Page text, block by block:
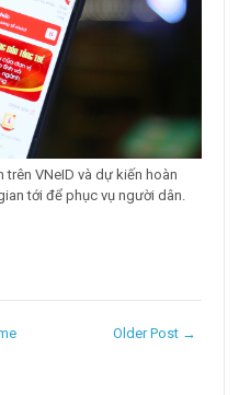
trên VNeID và dự kiến hoàn
tới để phục vụ người dân.
Older Post →